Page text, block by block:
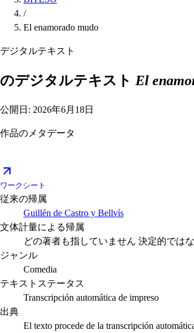
/
El enamorado mudo
デジタルテキスト
のデジタルテキスト El
公開日: 2026年6月18日
作品のメタデータ
ワークシート
従来の帰属
Guillén de Castro y Bellvís
文体計量による帰属
どの著者も指していません 決定的では
ジャンル
Comedia
テキストステータス
Transcripción automática de impreso
出典
El texto procede de la transcripción